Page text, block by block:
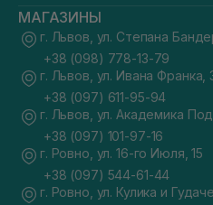
МАГАЗИНЫ
г. Львов, ул. Степана
+38 (098) 778-13-79
г. Львов, ул. Ивана Франка,
+38 (097) 611-95-94
г. Львов, ул. Академика
+38 (097) 101-97-16
г. Ровно, ул. 16-го Июля, 15
+38 (097) 544-61-44
г. Ровно, ул. Кулика и